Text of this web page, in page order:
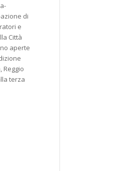
di
e
Città
aperte
Reggio
terza